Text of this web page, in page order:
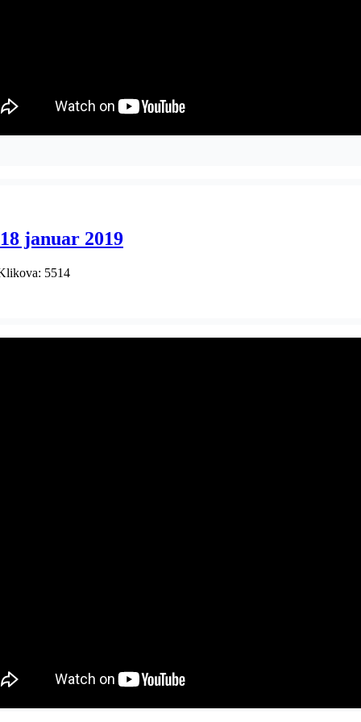
januar 2019
5514